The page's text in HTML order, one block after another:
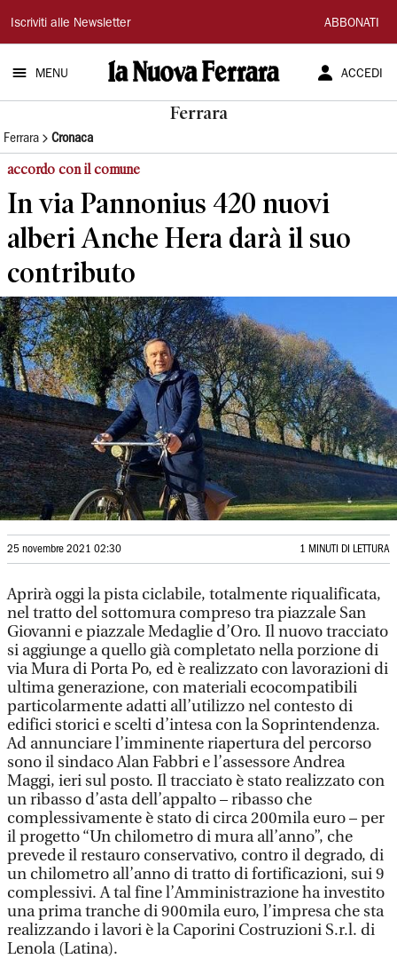
La
Nuova
Ferrara
Iscriviti alle Newsletter ABBONATI
MENU ACCEDI
Ferrara
Ferrara Cronaca
accordo con il comune
In via Pannonius 420 nuovi
alberi Anche Hera darà il suo
contributo
25 novembre 2021 02:30 1 MINUTI DI LETTURA
Aprirà oggi la pista ciclabile, totalmente riqualificata,
nel tratto del sottomura compreso tra piazzale San
Giovanni e piazzale Medaglie d’Oro. Il nuovo tracciato
si aggiunge a quello già completato nella porzione di
via Mura di Porta Po, ed è realizzato con lavorazioni di
ultima generazione, con materiali ecocompatibili
particolarmente adatti all’utilizzo nel contesto di
edifici storici e scelti d’intesa con la Soprintendenza.
Ad annunciare l’imminente riapertura del percorso
sono il sindaco Alan Fabbri e l’assessore Andrea
Maggi, ieri sul posto. Il tracciato è stato realizzato con
un ribasso d’asta dell’appalto – ribasso che
complessivamente è stato di circa 200mila euro – per
il progetto “Un chilometro di mura all’anno”, che
prevede il restauro conservativo, contro il degrado, di
un chilometro all’anno di tratto di fortificazioni, sui 9
complessivi. A tal fine l’Amministrazione ha investito
una prima tranche di 900mila euro, l’impresa che sta
realizzando i lavori è la Caporini Costruzioni S.r.l. di
Lenola (Latina).